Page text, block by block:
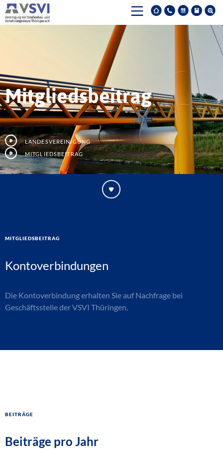
Mitgliedsbeitrag
Landesvereinigung
Mitgliedsbeitrag
Mitgliedsbeitrag
Kontoverbindungen
Die Kontoverbindung erhalten Sie auf Nachfrage bei
Geschäftsstelle der VSVI Thüringen.
Beiträge
Beiträge pro Jahr